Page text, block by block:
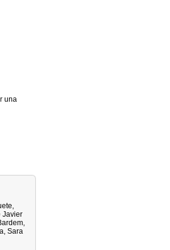
una
Javier
Sara